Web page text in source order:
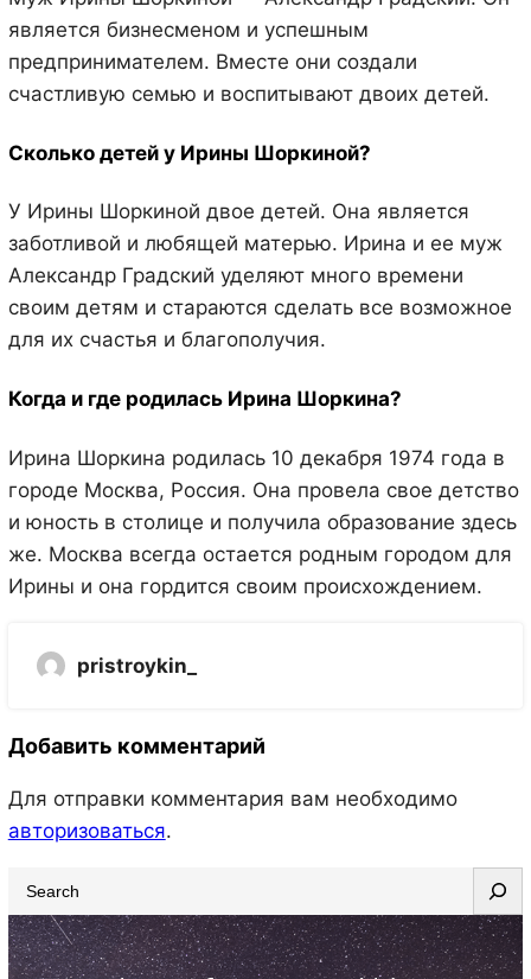
является бизнесменом и успешным
предпринимателем. Вместе они создали
счастливую семью и воспитывают двоих детей.
Сколько детей у Ирины Шоркиной?
У Ирины Шоркиной двое детей. Она является
заботливой и любящей матерью. Ирина и ее муж
Александр Градский уделяют много времени
своим детям и стараются сделать все возможное
для их счастья и благополучия.
Когда и где родилась Ирина Шоркина?
Ирина Шоркина родилась 10 декабря 1974 года в
городе Москва, Россия. Она провела свое детство
и юность в столице и получила образование здесь
же. Москва всегда остается родным городом для
Ирины и она гордится своим происхождением.
pristroykin_
Добавить комментарий
Для отправки комментария вам необходимо
авторизоваться.
e
a